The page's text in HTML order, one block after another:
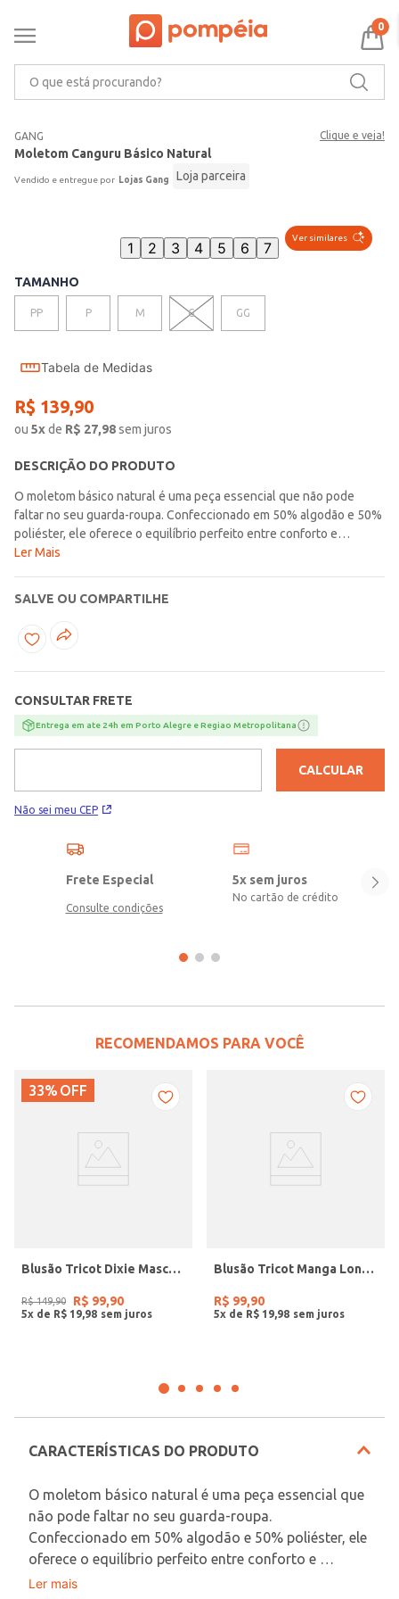
0
GANG Clique e veja!
Moletom Canguru Básico Natural
Lojas Gang Loja parceira
Ver similares
1 2 3 4 5 6 7
TAMANHO
PP P M G GG
Tabela de Medidas
R$ 139,90
ou 5xde R$ 27,98sem juros
DESCRIÇÃO DO PRODUTO
O moletom básico natural é uma peça essencial que não pode
faltar no seu guarda-roupa. Confeccionado em 50% algodão e 50%
poliéster, ele oferece o equilíbrio perfeito entre conforto e
durabilidade. Com bolso canguru na parte frontal, cordão ajustável
precisa no dia a dia. A plaquinha personalizada da Gang adiciona um
toque exclusivo, enquanto o felpado interno proporciona ainda
mais aconchego e maciez. A cor natural está super em alta,
facilmente com diversas cores ou com ele mesmo em um look
monocromático de arrasar!
Ler Mais
SALVE OU COMPARTILHE
CONSULTAR FRETE
Entrega em ate 24h em Porto Alegre e Regiao Metropolitana
Não sei meu CEP
CALCULAR
Frete Especial
Consulte condições
5x sem juros
No cartão de crédito
RECOMENDAMOS PARA VOCÊ
33% OFF
Blusão Tricot Dixie Masculino MARROM
R$ 149,90 R$ 99,90
5x de R$ 19 98
Blusão Tricot Manga Longa Masculino MARROM
R$ 99,90
5x de R$ 19 98
CARACTERÍSTICAS DO PRODUTO
O moletom básico natural é uma peça essencial que
não pode faltar no seu guarda-roupa.
Confeccionado em 50% algodão e 50% poliéster, ele
oferece o equilíbrio perfeito entre conforto e
durabilidade.
Em decorrência do uso do flash, as peças podem
Ler mais